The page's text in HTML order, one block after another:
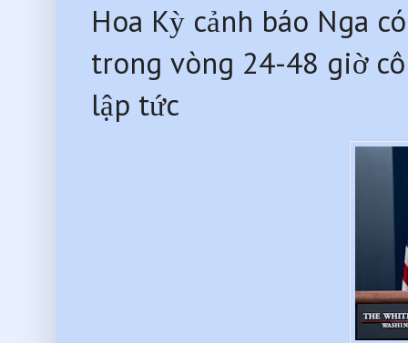
Hoa Kỳ cảnh báo Nga
trong vòng 24-48 giờ
lập tức